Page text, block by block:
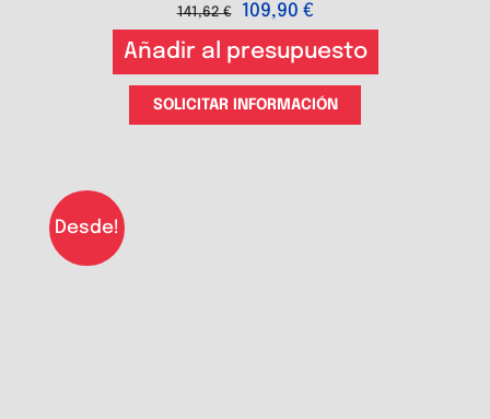
141,62€ 109,90 €
Añadir al presupuesto
SOLICITAR INFORMACIÓN
Desde!